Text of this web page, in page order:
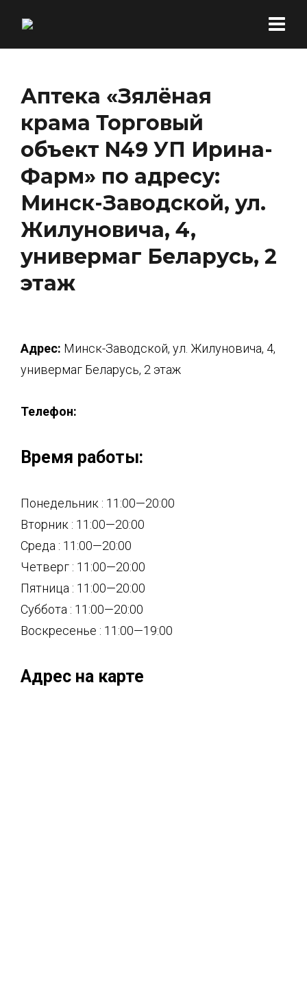
Аптека «Зялёная
крама Торговый
объект N49 УП Ирина-
Фарм» по адресу:
Минск-Заводской, ул.
Жилуновича, 4,
универмаг Беларусь, 2
этаж
Адрес: Минск-Заводской, ул. Жилуновича, 4,
универмаг Беларусь, 2 этаж
Телефон:
Время работы:
Понедельник : 11:00—20:00
Вторник : 11:00—20:00
Среда : 11:00—20:00
Четверг : 11:00—20:00
Пятница : 11:00—20:00
Суббота : 11:00—20:00
Воскресенье : 11:00—19:00
Адрес на карте